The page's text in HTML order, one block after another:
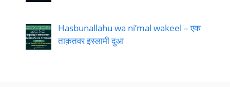
Hasbunallahu wa ni’mal wakeel – एक
ताक़तवर इस्लामी दुआ